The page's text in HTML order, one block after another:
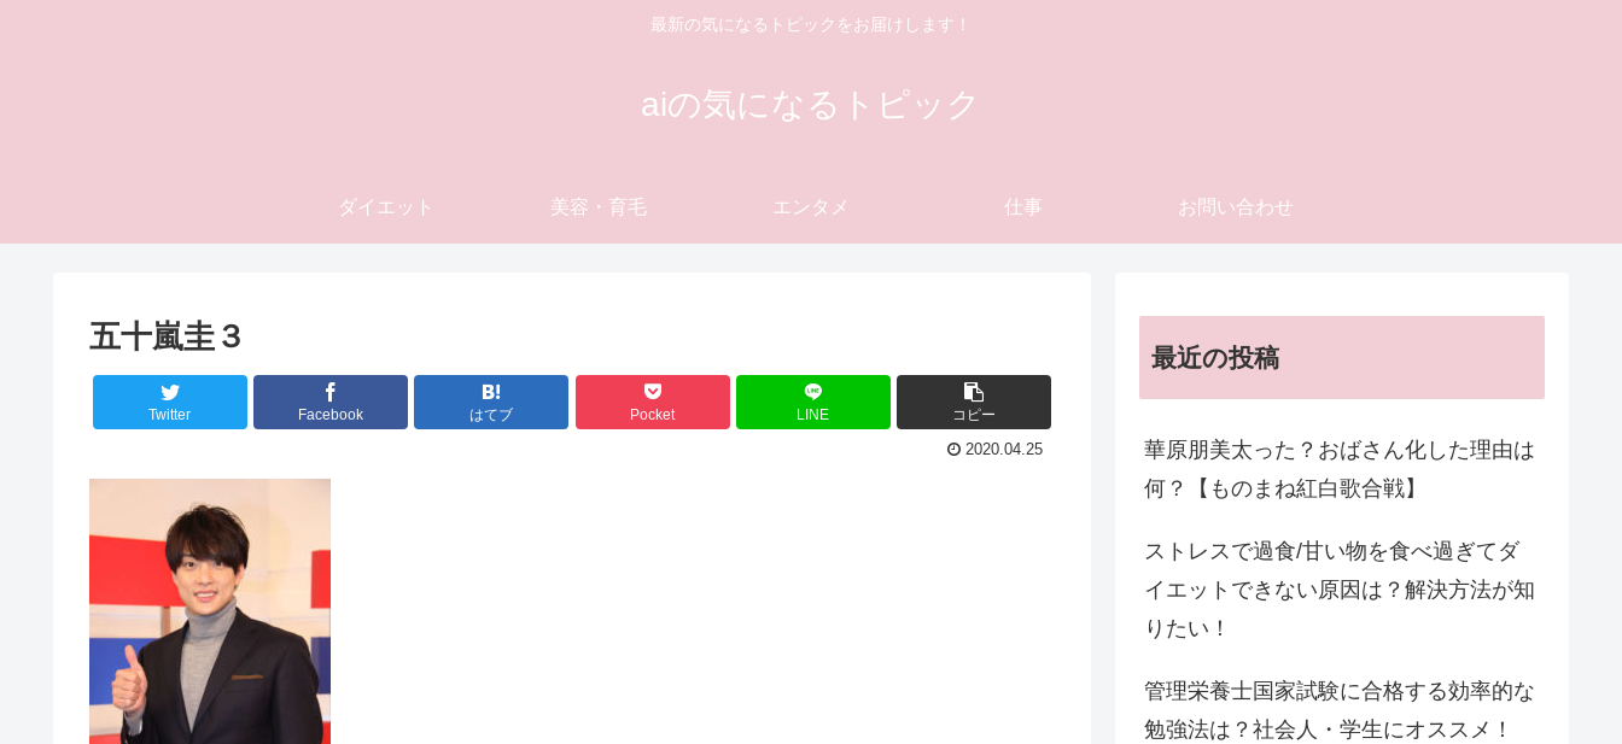
最新の気になるトピックをお届けします！
aiの気になるトピック
ダイエット 美容・育毛 エンタメ 仕事 お問い合わせ
五十嵐圭３
Twitter Facebook はてブ Pocket LINE コピー
2020.04.25
最近の投稿
華原朋美太った？おばさん化した理由は
何？【ものまね紅白歌合戦】
ストレスで過食/甘い物を食べ過ぎてダ
イエットできない原因は？解決方法が知
りたい！
管理栄養士国家試験に合格する効率的な
勉強法は？社会人・学生にオススメ！